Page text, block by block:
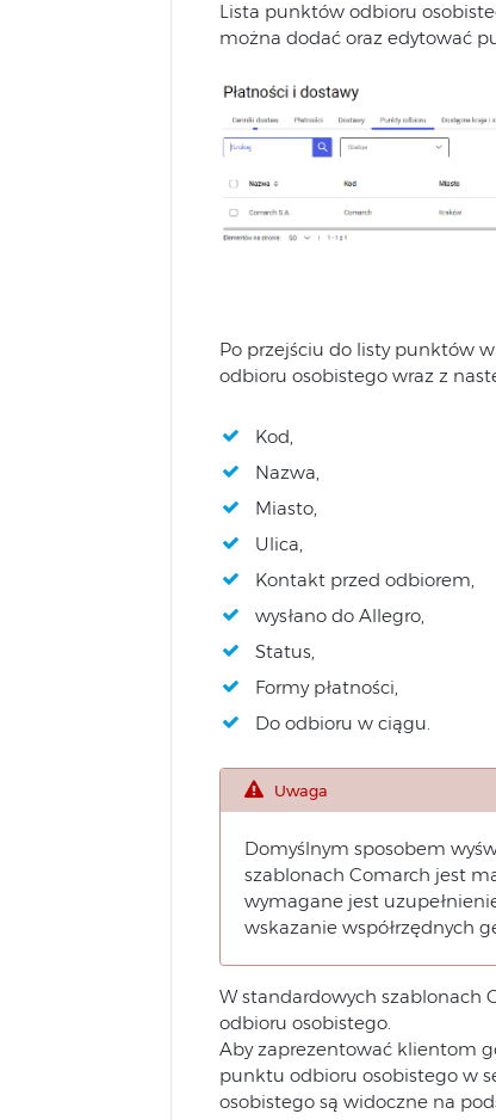
Lista punktów odbioru
można dodać oraz edytować
Po przejściu do listy punktów
odbioru osobistego wraz z
Kod,
Nazwa,
Miasto,
Ulica,
Kontakt przed odbiorem,
wysłano do Allegro,
Status,
Formy płatności,
Do odbioru w ciągu.
Uwaga
Domyślnym sposobem
szablonach Comarch jest
wymagane jest
wskazanie współrzędnych
W standardowych
odbioru osobistego.
Aby zaprezentować klientom
punktu odbioru osobistego w
osobistego są widoczne na